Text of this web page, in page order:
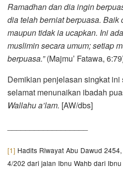
Ramadhan dan dia ingin
dia telah berniat berpuasa. Baik
maupun tidak ia ucapkan. Ini
muslimin secara umum; setiap
berpuasa.”(Majmu’ Fatawa,
Demikian penjelasan singkat ini
selamat menunaikan ibadah
Wallahu a’lam. [AW/dbs]
[1] Hadits Riwayat Abu Dawud
4/202 dari jalan Ibnu Wahb dari